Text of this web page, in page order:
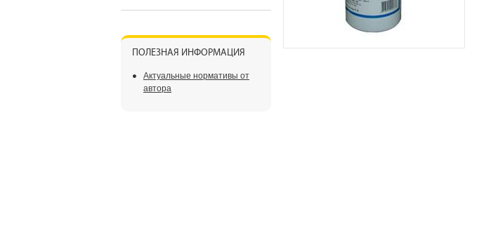
ПОЛЕЗНАЯ ИНФОРМАЦИЯ
Актуальные нормативы от
автора